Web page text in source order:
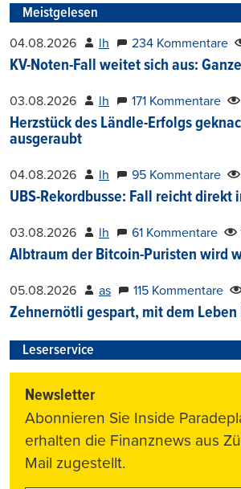
Meistgelesen
04.08.2026 lh 234 Kommentare
KV-Noten-Fall weitet sich aus:
03.08.2026 lh 171 Kommentare
Herzstück des Ländle-Erfolgs
ausgeraubt
04.08.2026 lh 95 Kommentare
UBS-Rekordbusse: Fall reicht direkt
03.08.2026 lh 61 Kommentare
Albtraum der Bitcoin-Puristen wird
05.08.2026 as 115 Kommentare
Zehnernötli gespart, mit dem
Leserservice
Newsletter
Abonnieren Sie Inside
erhalten die Finanznews aus
Mail zugestellt.